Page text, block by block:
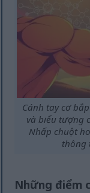
Cánh tay cơ
và biểu tượng
Nhấp chuột
thông
Những điểm